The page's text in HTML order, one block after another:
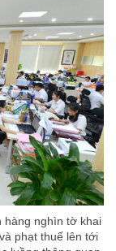
hàng nghìn tờ khai
phạt thuế lên tới